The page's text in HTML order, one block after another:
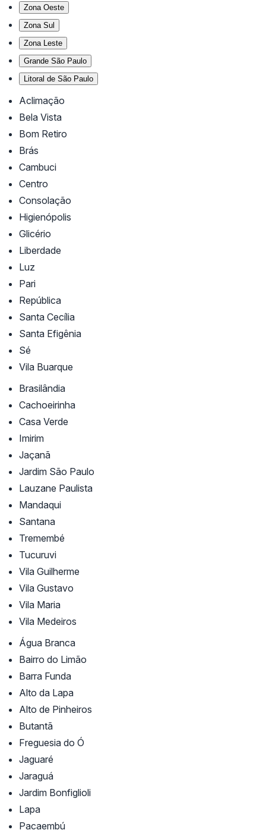
Zona Oeste
Zona Sul
Zona Leste
Grande São Paulo
Litoral de São Paulo
Aclimação
Bela Vista
Bom Retiro
Brás
Cambuci
Centro
Consolação
Higienópolis
Glicério
Liberdade
Luz
Pari
República
Santa Cecília
Santa Efigênia
Sé
Vila Buarque
Brasilândia
Cachoeirinha
Casa Verde
Imirim
Jaçanã
Jardim São Paulo
Lauzane Paulista
Mandaqui
Santana
Tremembé
Tucuruvi
Vila Guilherme
Vila Gustavo
Vila Maria
Vila Medeiros
Água Branca
Bairro do Limão
Barra Funda
Alto da Lapa
Alto de Pinheiros
Butantã
Freguesia do Ó
Jaguaré
Jaraguá
Jardim Bonfiglioli
Lapa
Pacaembú